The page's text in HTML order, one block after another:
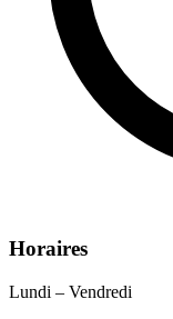
Horaires
Lundi – Vendredi